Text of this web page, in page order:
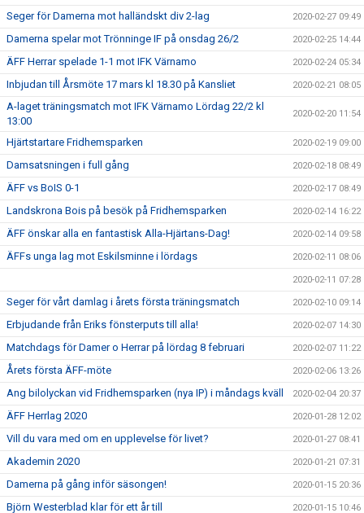
Seger för Damerna mot halländskt div 2-lag 2020-02-27 09:49
Damerna spelar mot Trönninge IF på onsdag 26/2 2020-02-25 14:44
ÄFF Herrar spelade 1-1 mot IFK Värnamo 2020-02-24 05:34
Inbjudan till Årsmöte 17 mars kl 18.30 på Kansliet 2020-02-21 08:05
A-laget träningsmatch mot IFK Värnamo Lördag 22/2 kl
13:00
2020-02-20 11:54
Hjärtstartare Fridhemsparken 2020-02-19 09:00
Damsatsningen i full gång 2020-02-18 08:49
ÄFF vs BoIS 0-1 2020-02-17 08:49
Landskrona Bois på besök på Fridhemsparken 2020-02-14 16:22
ÄFF önskar alla en fantastisk Alla-Hjärtans-Dag! 2020-02-14 09:58
ÄFFs unga lag mot Eskilsminne i lördags 2020-02-11 08:06
2020-02-11 07:28
Seger för vårt damlag i årets första träningsmatch 2020-02-10 09:14
Erbjudande från Eriks fönsterputs till alla! 2020-02-07 14:30
Matchdags för Damer o Herrar på lördag 8 februari 2020-02-07 11:22
Årets första ÄFF-möte 2020-02-06 13:26
Ang bilolyckan vid Fridhemsparken (nya IP) i måndags kväll 2020-02-04 20:37
ÄFF Herrlag 2020 2020-01-28 12:02
Vill du vara med om en upplevelse för livet? 2020-01-27 08:41
Akademin 2020 2020-01-21 07:31
Damerna på gång inför säsongen! 2020-01-15 20:36
Björn Westerblad klar för ett år till 2020-01-15 10:46